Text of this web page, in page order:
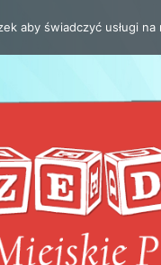
aby świadczyć usługi